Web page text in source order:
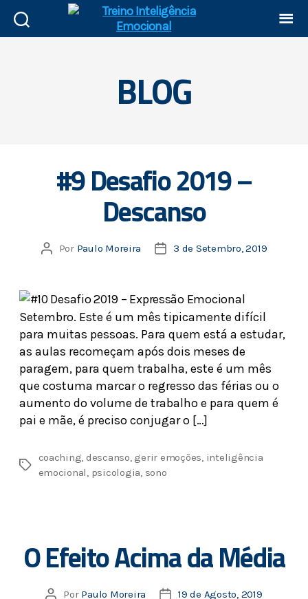
BLOG
#9 Desafio 2019 –
Descanso
Por Paulo Moreira 3 de Setembro, 2019
Setembro. Este é um mês tipicamente difícil
para muitas pessoas. Para quem está a estudar,
as aulas recomeçam após dois meses de
paragem, para quem trabalha, este é um mês
que costuma marcar o regresso das férias ou o
aumento do volume de trabalho e para quem é
pai e mãe, é preciso conjugar o […]
coaching, descanso, gerir emoções, inteligência
emocional, psicologia, sono
O Efeito Acima da Média
Por Paulo Moreira 19 de Agosto, 2019